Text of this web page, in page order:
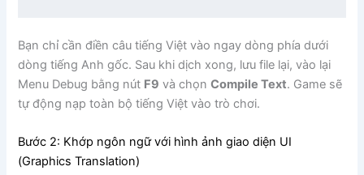
Bạn chỉ cần điền câu tiếng Việt vào ngay dòng phía dưới
dòng tiếng Anh gốc. Sau khi dịch xong, lưu file lại, vào lại
Menu Debug bằng nút F9 và chọnCompile Text. Game sẽ
tự động nạp toàn bộ tiếng Việt vào trò chơi.
Bước 2: Khớp ngôn ngữ với hình ảnh giao diện UI
(Graphics Translation)